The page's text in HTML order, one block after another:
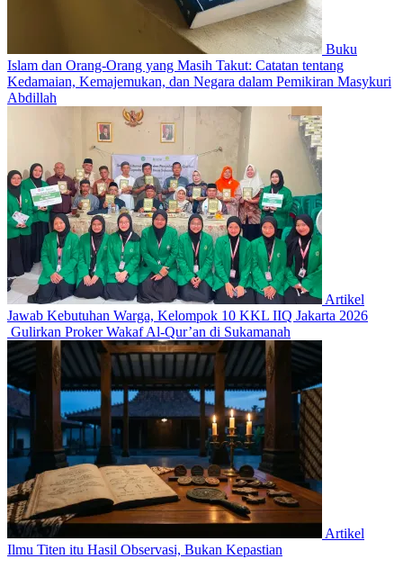
Buku
Islam dan Orang-Orang yang Masih Takut: Catatan tentang
Kedamaian, Kemajemukan, dan Negara dalam Pemikiran Masykuri
Abdillah
Artikel
Jawab Kebutuhan Warga, Kelompok 10 KKL IIQ Jakarta 2026
Gulirkan Proker Wakaf Al-Qur’an di Sukamanah
Artikel
Ilmu Titen itu Hasil Observasi, Bukan Kepastian